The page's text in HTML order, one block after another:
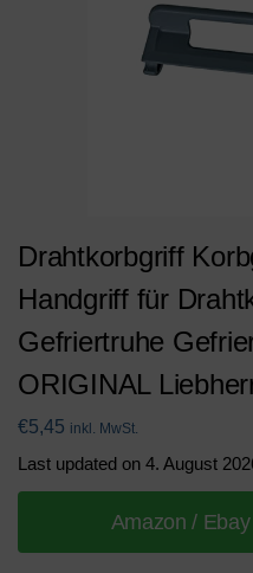
Drahtkorbgriff
Handgriff für
Gefriertruhe
ORIGINAL
€5,45 inkl. MwSt.
Last updated on 4. August
Amazon /